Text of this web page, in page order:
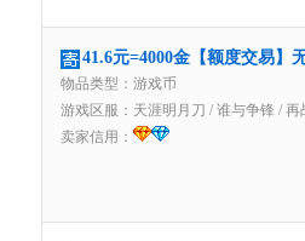
41.6元=4000金【额度交易】
物品类型：游戏币
游戏区服： 天涯明月刀 / 谁与争锋 / 再
卖家信用：